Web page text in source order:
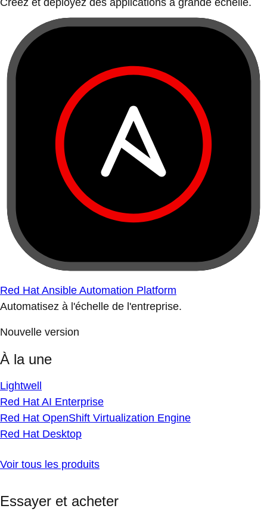
Créez et déployez des applications à grande échelle.
Red Hat Ansible Automation Platform
Automatisez à l'échelle de l'entreprise.
Nouvelle version
À la une
Lightwell
Red Hat AI Enterprise
Red Hat OpenShift Virtualization Engine
Red Hat Desktop
Voir tous les produits
Essayer et acheter